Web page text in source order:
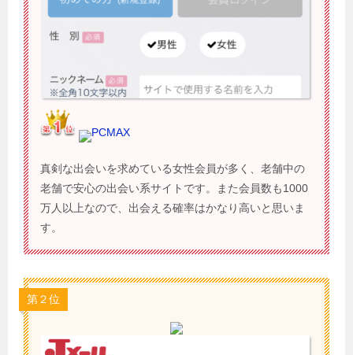
PCMAX
真剣な出会いを求めている女性会員が多く、老舗中の
老舗で安心の出会い系サイトです。また会員数も1000
万人以上なので、出会える確率はかなり高いと思いま
す。
第２位